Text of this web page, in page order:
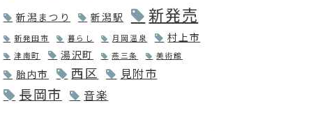
新潟まつり 新潟駅 新発売
新発田市 暮らし 月岡温泉 村上市
津南町 湯沢町 燕三条 美術館
胎内市 西区 見附市
長岡市 音楽